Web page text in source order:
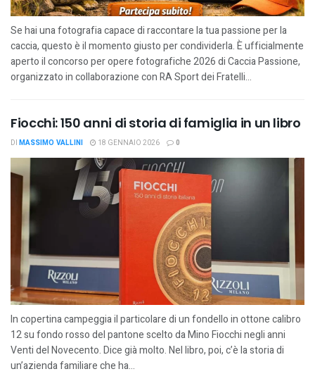
Se hai una fotografia capace di raccontare la tua passione per la
caccia, questo è il momento giusto per condividerla. È ufficialmente
aperto il concorso per opere fotografiche 2026 di Caccia Passione,
organizzato in collaborazione con RA Sport dei Fratelli...
Fiocchi: 150 anni di storia di famiglia in un libro
DI MASSIMO VALLINI 18 GENNAIO 2026 0
In copertina campeggia il particolare di un fondello in ottone calibro
12 su fondo rosso del pantone scelto da Mino Fiocchi negli anni
Venti del Novecento. Dice già molto. Nel libro, poi, c’è la storia di
un’azienda familiare che ha...